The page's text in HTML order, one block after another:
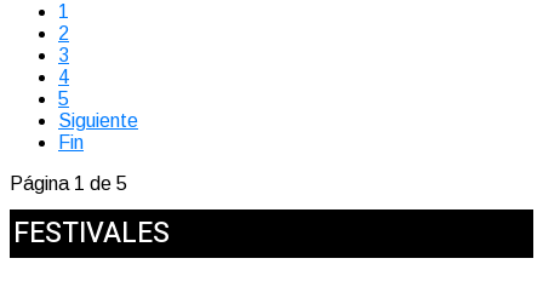
1
2
3
4
5
Siguiente
Fin
Página 1 de 5
FESTIVALES